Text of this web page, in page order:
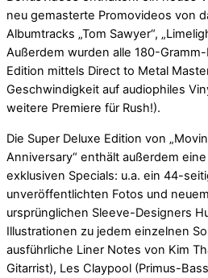
neu gemasterte Promovideos von
Albumtracks „Tom Sawyer“,
Außerdem wurden alle 180-
Edition mittels Direct to Metal
Geschwindigkeit auf audiophiles
weitere Premiere für Rush!).
Die Super Deluxe Edition von
Anniversary“ enthält außerdem
exklusiven Specials: u.a. ein 44-
unveröffentlichten Fotos und
ursprünglichen Sleeve-Designers
Illustrationen zu jedem einzelnen
ausführliche Liner Notes von Kim
Gitarrist), Les Claypool (Primus-